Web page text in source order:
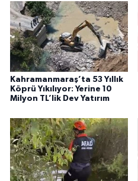
Kahramanmaraş’ta 53 Yıllık
Köprü Yıkılıyor: Yerine 10
Milyon TL’lik Dev Yatırım